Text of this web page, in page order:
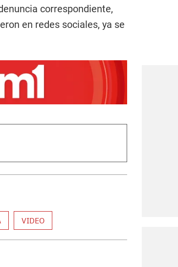
correspondiente,
en redes sociales, ya se
VIDEO